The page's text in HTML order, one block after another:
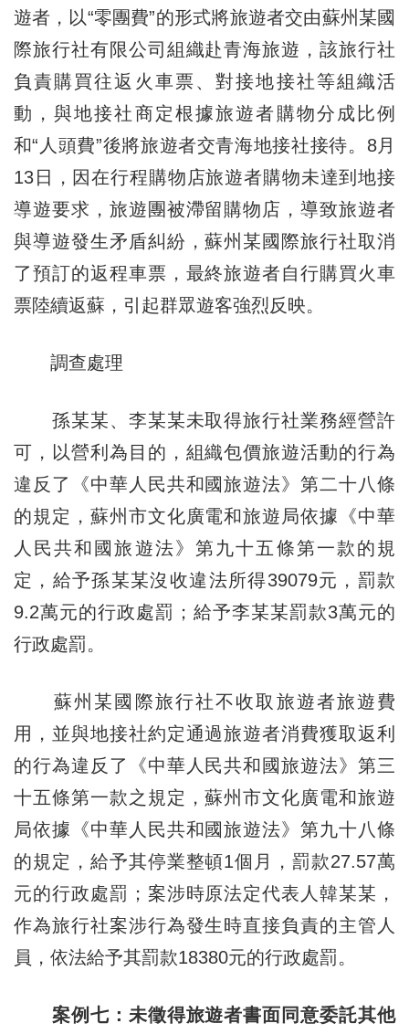
遊者，以“零團費”的形式將旅遊者交由蘇州某國
際旅行社有限公司組織赴青海旅遊，該旅行社
負責購買往返火車票、對接地接社等組織活
動，與地接社商定根據旅遊者購物分成比例
和“人頭費”後將旅遊者交青海地接社接待。8月
13日，因在行程購物店旅遊者購物未達到地接
導遊要求，旅遊團被滯留購物店，導致旅遊者
與導遊發生矛盾糾紛，蘇州某國際旅行社取消
了預訂的返程車票，最終旅遊者自行購買火車
票陸續返蘇，引起群眾遊客強烈反映。
調查處理
孫某某、李某某未取得旅行社業務經營許
可，以營利為目的，組織包價旅遊活動的行為
違反了《中華人民共和國旅遊法》第二十八條
的規定，蘇州市文化廣電和旅遊局依據《中華
人民共和國旅遊法》第九十五條第一款的規
定，給予孫某某沒收違法所得39079元，罰款
9.2萬元的行政處罰；給予李某某罰款3萬元的
行政處罰。
蘇州某國際旅行社不收取旅遊者旅遊費
用，並與地接社約定通過旅遊者消費獲取返利
的行為違反了《中華人民共和國旅遊法》第三
十五條第一款之規定，蘇州市文化廣電和旅遊
局依據《中華人民共和國旅遊法》第九十八條
的規定，給予其停業整頓1個月，罰款27.57萬
元的行政處罰；案涉時原法定代表人韓某某，
作為旅行社案涉行為發生時直接負責的主管人
員，依法給予其罰款18380元的行政處罰。
案例七：未徵得旅遊者書面同意委託其他